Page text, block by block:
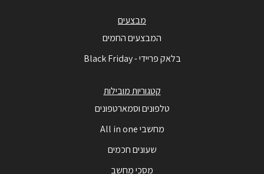
מבצעים
המבצעים החמים
בלאק פריידי - Black Friday
קטגוריות מובילות
טלפונים וסמארטפונים
מחשבי All in one
שעונים חכמים
מסכי מחשב